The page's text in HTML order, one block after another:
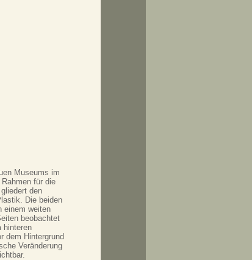
Museums im
für die
den
Die beiden
einem weiten
beobachtet
hinteren
dem Hintergrund
Veränderung